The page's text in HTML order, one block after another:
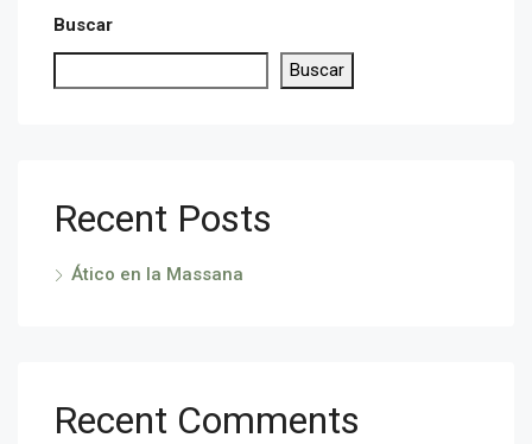
Buscar
Buscar
Recent Posts
Ático en la Massana
Recent Comments